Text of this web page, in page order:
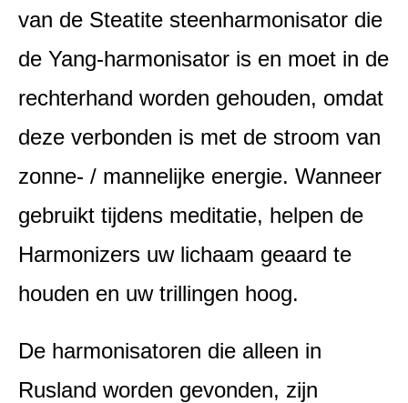
van de Steatite steenharmonisator die
de Yang-harmonisator is en moet in de
rechterhand worden gehouden, omdat
deze verbonden is met de stroom van
zonne- / mannelijke energie. Wanneer
gebruikt tijdens meditatie, helpen de
Harmonizers uw lichaam geaard te
houden en uw trillingen hoog.
De harmonisatoren die alleen in
Rusland worden gevonden, zijn